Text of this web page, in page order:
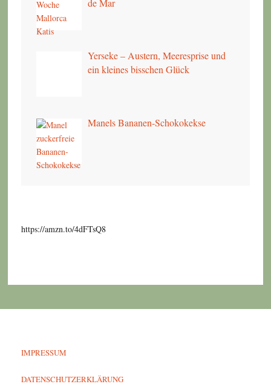
Yerseke – Austern, Meeresprise und
ein kleines bisschen Glück
Manels Bananen-Schokokekse
https://amzn.to/4dFTsQ8
IMPRESSUM
DATENSCHUTZERKLÄRUNG